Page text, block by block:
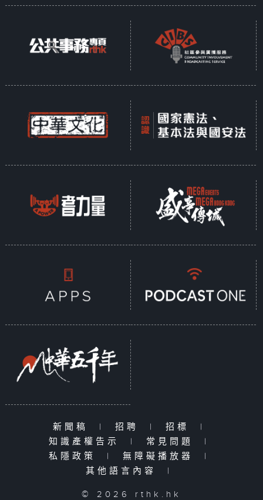
新聞稿 | 招聘 | 招標
|
知識產權告示
| 常見問題
|
私隱政策
| 無障礙播放器
|
其他語言內容
|
© 2026 rthk.hk